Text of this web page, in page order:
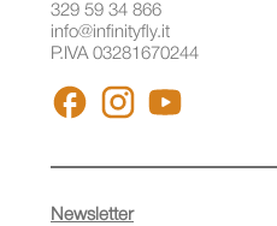
329 59 34 866
info@infinityfly.it
P.IVA 03281670244
FACEBOOKINSTAGRAM
Newsletter